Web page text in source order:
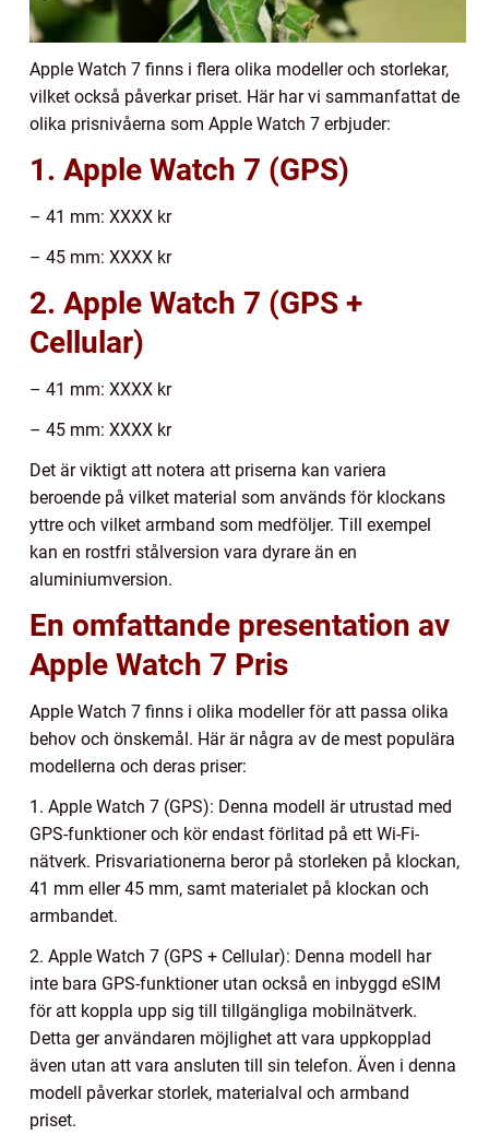
Apple Watch 7 finns i flera olika modeller och storlekar,
vilket också påverkar priset. Här har vi sammanfattat de
olika prisnivåerna som Apple Watch 7 erbjuder:
1. Apple Watch 7 (GPS)
– 41 mm: XXXX kr
– 45 mm: XXXX kr
2. Apple Watch 7 (GPS +
Cellular)
– 41 mm: XXXX kr
– 45 mm: XXXX kr
Det är viktigt att notera att priserna kan variera
beroende på vilket material som används för klockans
yttre och vilket armband som medföljer. Till exempel
kan en rostfri stålversion vara dyrare än en
aluminiumversion.
En omfattande presentation av
Apple Watch 7 Pris
Apple Watch 7 finns i olika modeller för att passa olika
behov och önskemål. Här är några av de mest populära
modellerna och deras priser:
1. Apple Watch 7 (GPS): Denna modell är utrustad med
GPS-funktioner och kör endast förlitad på ett Wi-Fi-
nätverk. Prisvariationerna beror på storleken på klockan,
41 mm eller 45 mm, samt materialet på klockan och
armbandet.
2. Apple Watch 7 (GPS + Cellular): Denna modell har
inte bara GPS-funktioner utan också en inbyggd eSIM
för att koppla upp sig till tillgängliga mobilnätverk.
Detta ger användaren möjlighet att vara uppkopplad
även utan att vara ansluten till sin telefon. Även i denna
modell påverkar storlek, materialval och armband
priset.